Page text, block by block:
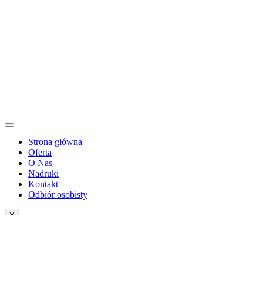
Strona główna
Oferta
O Nas
Nadruki
Kontakt
Odbiór osobisty
X